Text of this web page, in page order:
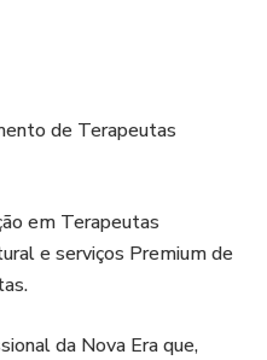
de Terapeutas
em Terapeutas
e serviços Premium de
da Nova Era que,